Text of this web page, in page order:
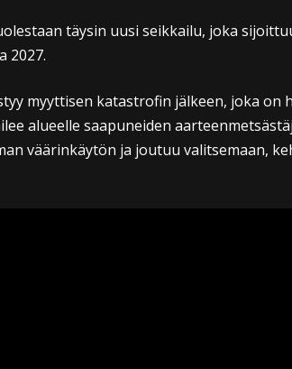
täysin uusi seikkailu, joka
2027.
myyttisen katastrofin jälkeen, joka on
alueelle saapuneiden
väärinkäytön ja joutuu valitsemaan,